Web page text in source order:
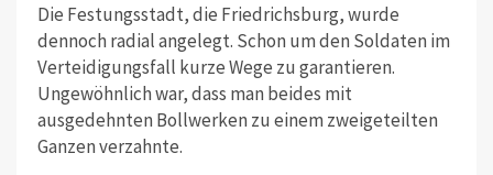
Die Festungsstadt, die Friedrichsburg, wurde
dennoch radial angelegt. Schon um den Soldaten im
Verteidigungsfall kurze Wege zu garantieren.
Ungewöhnlich war, dass man beides mit
ausgedehnten Bollwerken zu einem zweigeteilten
Ganzen verzahnte.